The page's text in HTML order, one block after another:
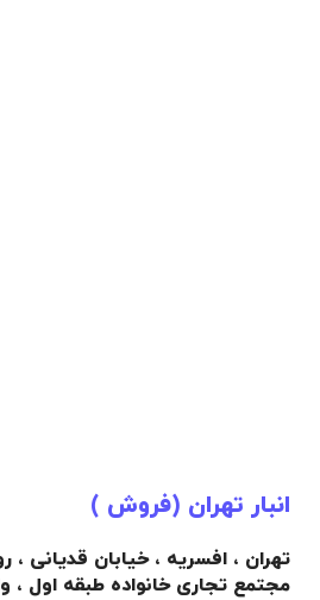
انبار تهران (فروش )
تهران ، افسریه ، خیابان قدیانی ،
مجتمع تجاری خانواده طبقه اول ،